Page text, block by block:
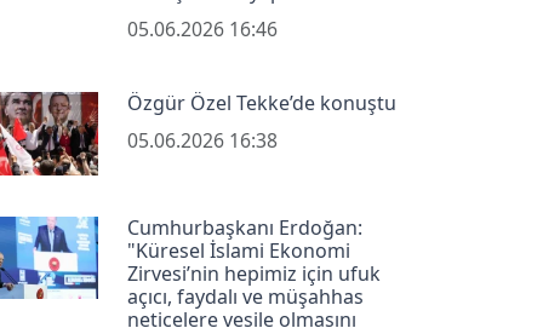
05.06.2026 16:46
Özgür Özel Tekke’de konuştu
05.06.2026 16:38
Cumhurbaşkanı Erdoğan:
"Küresel İslami Ekonomi
Zirvesi’nin hepimiz için ufuk
açıcı, faydalı ve müşahhas
neticelere vesile olmasını